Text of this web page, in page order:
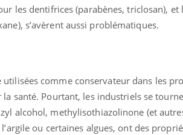
les dentifrices (parabènes, triclosan),
s’avèrent aussi problématiques.
comme conservateur dans les
santé. Pourtant, les industriels se
alcohol, methylisothiazolinone (et
ou certaines algues, ont des